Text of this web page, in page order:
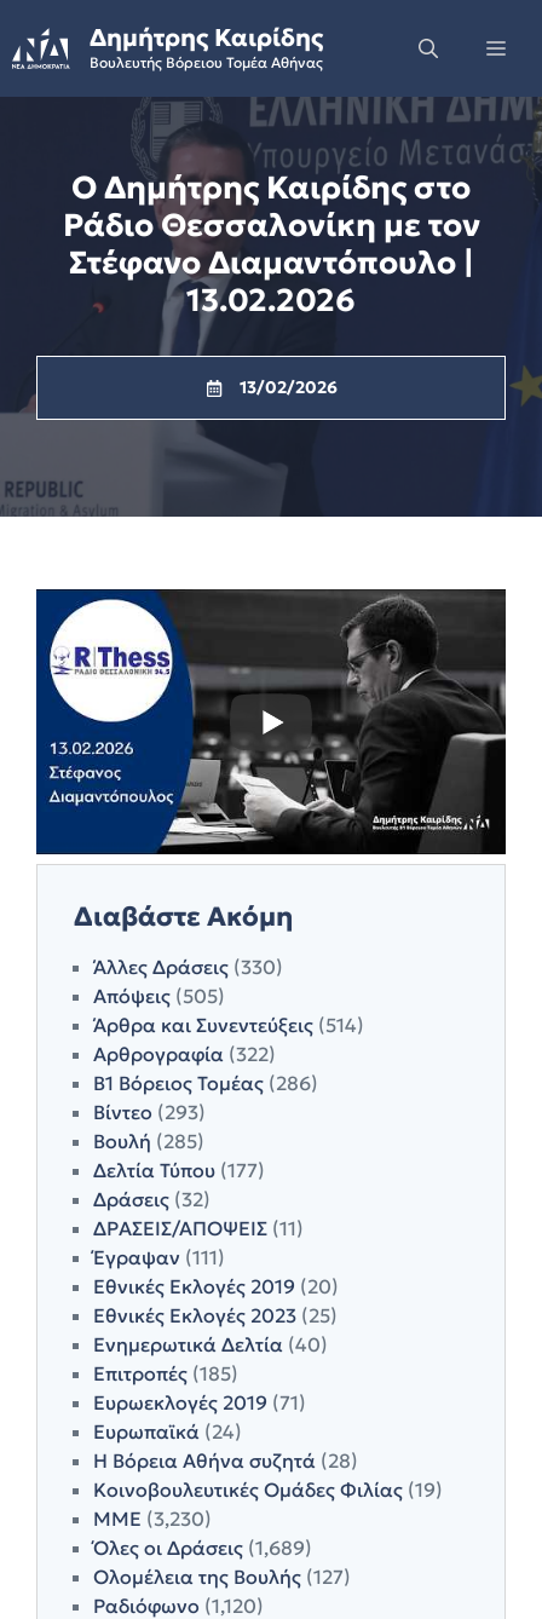
to
content
Δημήτρης Καιρίδης
Βουλευτής Βόρειου Τομέα Αθήνας
Ο Δημήτρης Καιρίδης στο
Ράδιο Θεσσαλονίκη με τον
Στέφανο Διαμαντόπουλο |
13.02.2026
13/02/2026
Διαβάστε Ακόμη
Άλλες Δράσεις (330)
Απόψεις (505)
Άρθρα και Συνεντεύξεις (514)
Αρθρογραφία (322)
Β1 Βόρειος Τομέας (286)
Βίντεο (293)
Βουλή (285)
Δελτία Τύπου (177)
Δράσεις (32)
ΔΡΑΣΕΙΣ/ΑΠΟΨΕΙΣ (11)
Έγραψαν (111)
Εθνικές Εκλογές 2019 (20)
Εθνικές Εκλογές 2023 (25)
Ενημερωτικά Δελτία (40)
Επιτροπές (185)
Ευρωεκλογές 2019 (71)
Ευρωπαϊκά (24)
Η Βόρεια Αθήνα συζητά (28)
Κοινοβουλευτικές Ομάδες Φιλίας (19)
ΜΜΕ (3,230)
Όλες οι Δράσεις (1,689)
Ολομέλεια της Βουλής (127)
Ραδιόφωνο (1,120)